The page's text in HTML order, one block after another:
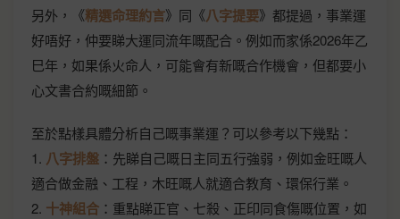
另外，《精選命理約言》同《八字提要》都提過，事業運
好唔好，仲要睇大運同流年嘅配合。例如而家係2026年乙
巳年，如果係火命人，可能會有新嘅合作機會，但都要小
心文書合約嘅細節。
至於點樣具體分析自己嘅事業運？可以參考以下幾點：
1. 八字排盤 ：先睇自己嘅日主同五行強弱，例如金旺嘅人
適合做金融、工程，木旺嘅人就適合教育、環保行業。
2. 十神組合 ：重點睇正官、七殺、正印同食傷嘅位置，如